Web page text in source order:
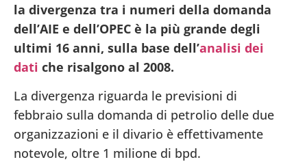
la divergenza tra i numeri della domanda
dell’AIE e dell’OPEC è la più grande degli
ultimi 16 anni, sulla base dell’analisi dei
dati che risalgono al 2008.
La divergenza riguarda le previsioni di
febbraio sulla domanda di petrolio delle due
organizzazioni e il divario è effettivamente
notevole, oltre 1 milione di bpd.